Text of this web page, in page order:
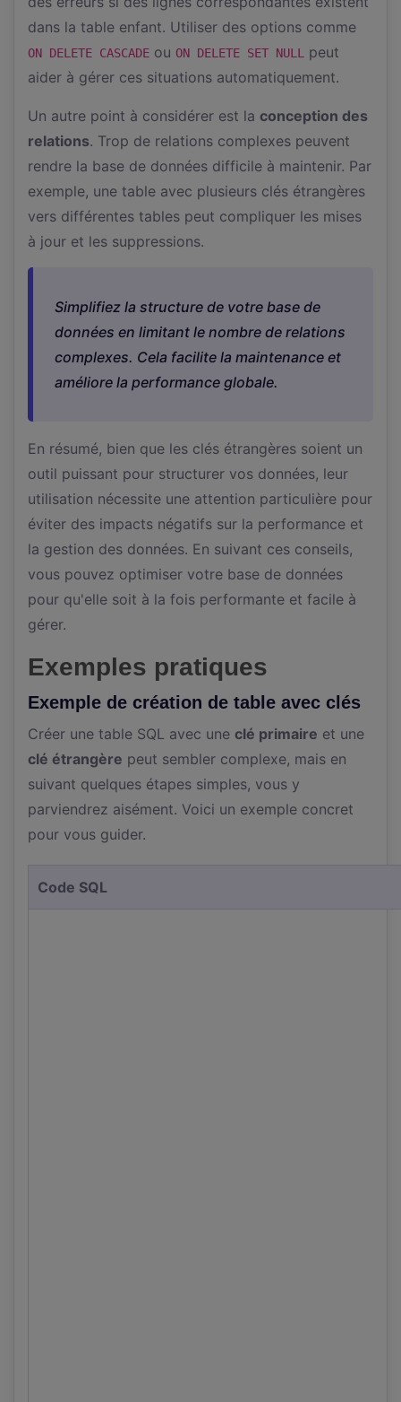
dans la table enfant. Utiliser des options comme
ON DELETE CASCADE ou ON DELETE SET NULL
peut
aider à gérer ces situations automatiquement.
Un autre point à considérer est la conception des
relations. Trop de relations complexes peuvent
rendre la base de données difficile à maintenir. Par
exemple, une table avec plusieurs clés étrangères
vers différentes tables peut compliquer les mises
à jour et les suppressions.
Simplifiez la structure de votre base de
données en limitant le nombre de relations
complexes. Cela facilite la maintenance et
améliore la performance globale.
En résumé, bien que les clés étrangères soient un
outil puissant pour structurer vos données, leur
utilisation nécessite une attention particulière pour
éviter des impacts négatifs sur la performance et
la gestion des données. En suivant ces conseils,
vous pouvez optimiser votre base de données
pour qu'elle soit à la fois performante et facile à
gérer.
Exemples pratiques
Exemple de création de table avec clés
Créer une table SQL avec une clé primaire et une
clé étrangère peut sembler complexe, mais en
suivant quelques étapes simples, vous y
parviendrez aisément. Voici un exemple concret
pour vous guider.
Code SQL